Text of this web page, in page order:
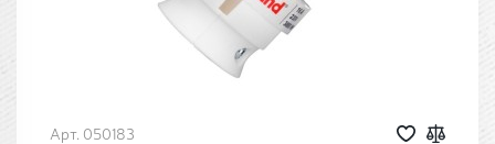
Арт. 050183